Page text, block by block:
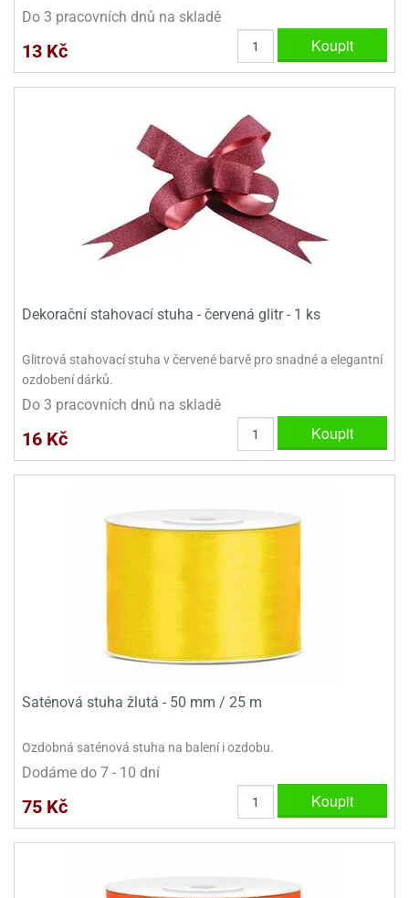
Do 3 pracovních dnů na skladě
13 Kč Koupit
Dekorační stahovací stuha - červená glitr - 1 ks
Glitrová stahovací stuha v červené barvě pro snadné a elegantní
ozdobení dárků.
Do 3 pracovních dnů na skladě
16 Kč Koupit
Saténová stuha žlutá - 50 mm / 25 m
Ozdobná saténová stuha na balení i ozdobu.
Dodáme do 7 - 10 dní
75 Kč Koupit